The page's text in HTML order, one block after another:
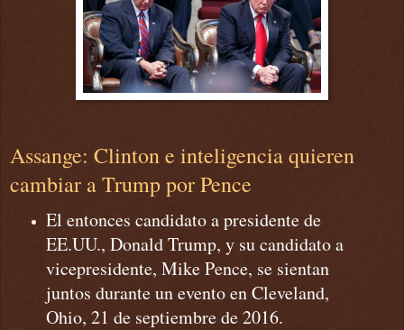
Assange: Clinton e inteligencia quieren
cambiar a Trump por Pence
El entonces candidato a presidente de
EE.UU., Donald Trump, y su candidato a
vicepresidente, Mike Pence, se sientan
juntos durante un evento en Cleveland,
Ohio, 21 de septiembre de 2016.